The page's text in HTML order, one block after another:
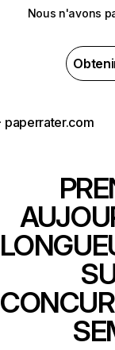
Nous n'avons
paperrater.com